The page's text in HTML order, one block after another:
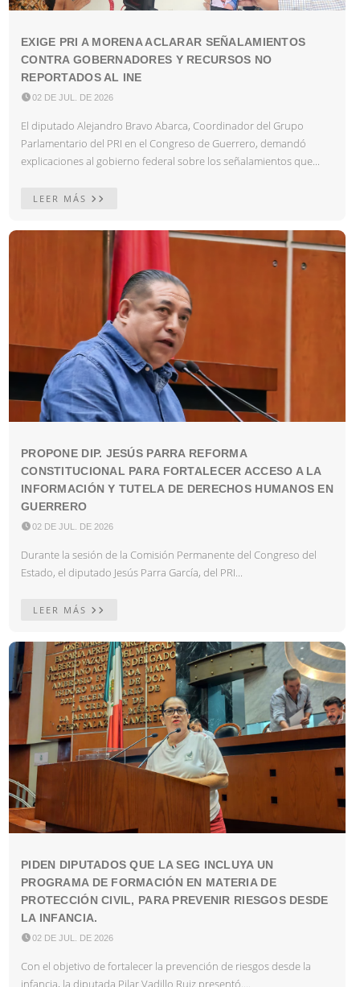
EXIGE PRI A MORENA ACLARAR SEÑALAMIENTOS
CONTRA GOBERNADORES Y RECURSOS NO
REPORTADOS AL INE
02 DE JUL. DE 2026
El diputado Alejandro Bravo Abarca, Coordinador del Grupo
Parlamentario del PRI en el Congreso de Guerrero, demandó
explicaciones al gobierno federal sobre los señalamientos que...
LEER MÁS
PROPONE DIP. JESÚS PARRA REFORMA
CONSTITUCIONAL PARA FORTALECER ACCESO A LA
INFORMACIÓN Y TUTELA DE DERECHOS HUMANOS EN
GUERRERO
02 DE JUL. DE 2026
Durante la sesión de la Comisión Permanente del Congreso del
Estado, el diputado Jesús Parra García, del PRI...
LEER MÁS
PIDEN DIPUTADOS QUE LA SEG INCLUYA UN
PROGRAMA DE FORMACIÓN EN MATERIA DE
PROTECCIÓN CIVIL, PARA PREVENIR RIESGOS DESDE
LA INFANCIA.
02 DE JUL. DE 2026
Con el objetivo de fortalecer la prevención de riesgos desde la
infancia, la diputada Pilar Vadillo Ruiz presentó....